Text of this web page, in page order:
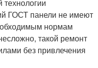
ГОСТ панели не имеют
нормам
такой ремонт
без привлечения